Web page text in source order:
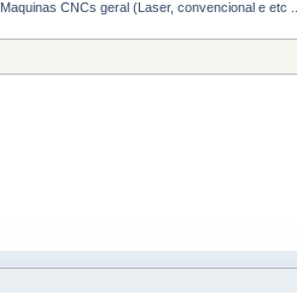
Maquinas CNCs geral (Laser, convencional e etc